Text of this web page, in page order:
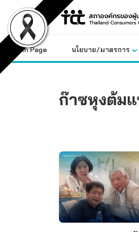
content
Main Page นโยบาย/มาตรการ
ก๊าซหุงต้ม